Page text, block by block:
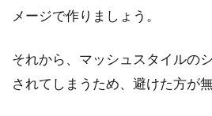
メージで作りましょう。
それから、マッシュスタイルの
されてしまうため、避けた方が